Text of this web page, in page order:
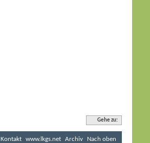
Gehe zu:
Kontakt www.lkgs.net Archiv Nach oben